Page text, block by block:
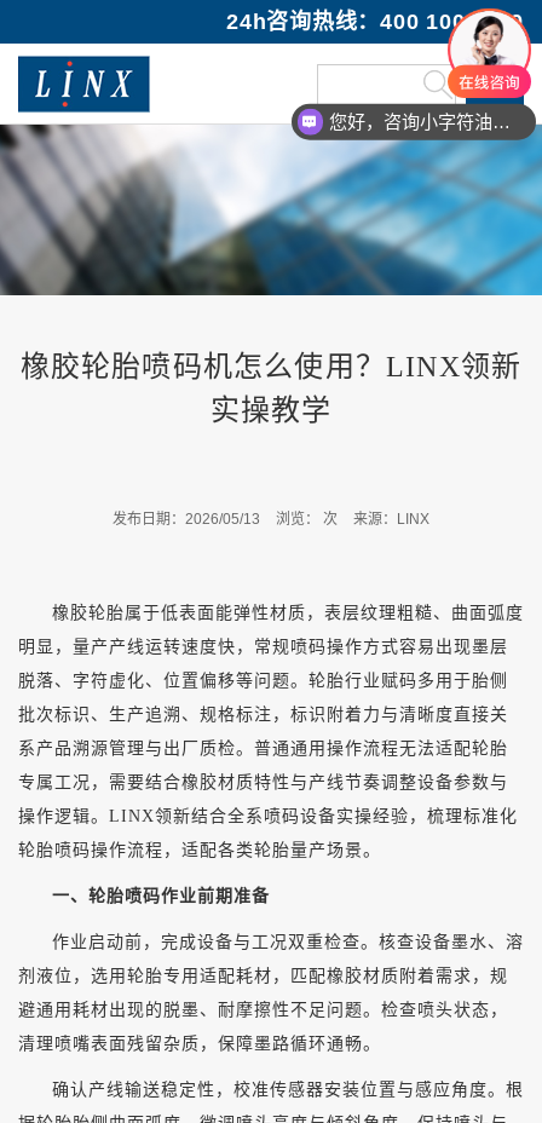
24h咨询热线：400 100 1089
橡胶轮胎喷码机怎么使用？LINX领新
实操教学
发布日期：2026/05/13 浏览： 次 来源：LINX
橡胶轮胎属于低表面能弹性材质，表层纹理粗糙、曲面弧度
明显，量产产线运转速度快，常规喷码操作方式容易出现墨层
脱落、字符虚化、位置偏移等问题。轮胎行业赋码多用于胎侧
批次标识、生产追溯、规格标注，标识附着力与清晰度直接关
系产品溯源管理与出厂质检。普通通用操作流程无法适配轮胎
专属工况，需要结合橡胶材质特性与产线节奏调整设备参数与
操作逻辑。 LINX领新结合全系喷码设备实操经验，梳理标准化
轮胎喷码操作流程，适配各类轮胎量产场景。
一、轮胎喷码作业前期准备
作业启动前，完成设备与工况双重检查。核查设备墨水、溶
剂液位，选用轮胎专用适配耗材，匹配橡胶材质附着需求，规
避通用耗材出现的脱墨、耐摩擦性不足问题。检查喷头状态，
清理喷嘴表面残留杂质，保障墨路循环通畅。
确认产线输送稳定性，校准传感器安装位置与感应角度。根
您好，咨询小字符油墨喷码机